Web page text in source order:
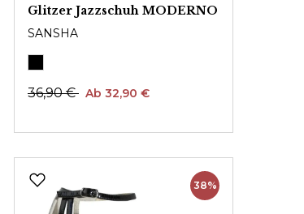
Glitzer Jazzschuh MODERNO
SANSHA
36,90 € Ab 32,90 €
38%